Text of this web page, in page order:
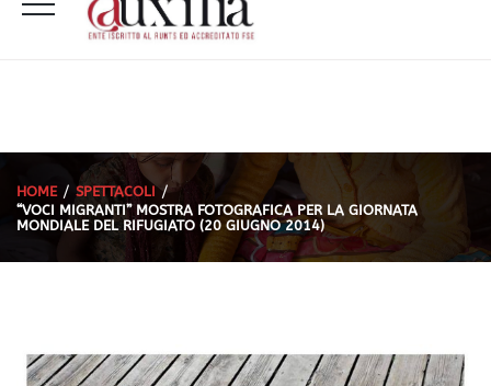
HOME
SPETTACOLI
“VOCI MIGRANTI” MOSTRA FOTOGRAFICA PER LA GIORNATA
MONDIALE DEL RIFUGIATO (20 GIUGNO 2014)